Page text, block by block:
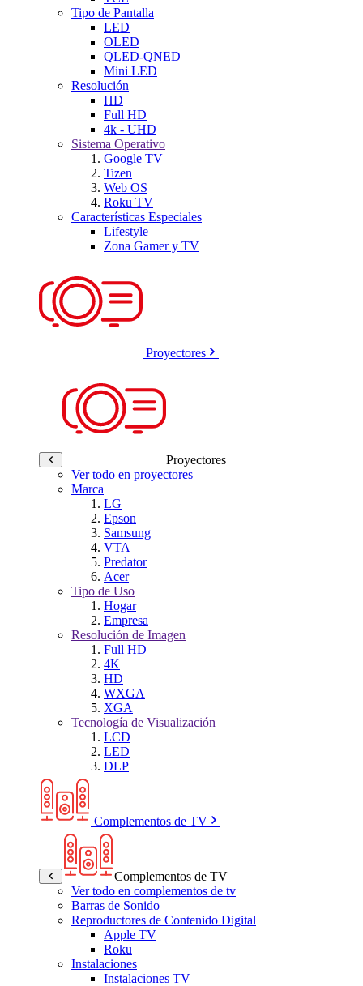
Tipo de Pantalla
LED
OLED
QLED-QNED
Mini LED
Resolución
HD
Full HD
4k - UHD
Sistema Operativo
Google TV
Tizen
Web OS
Roku TV
Características Especiales
Lifestyle
Zona Gamer y TV
Proyectores
Proyectores
Ver todo en proyectores
Marca
LG
Epson
Samsung
VTA
Predator
Acer
Tipo de Uso
Hogar
Empresa
Resolución de Imagen
Full HD
4K
HD
WXGA
XGA
Tecnología de Visualización
LCD
LED
DLP
Complementos de TV
Complementos de TV
Ver todo en complementos de tv
Barras de Sonido
Reproductores de Contenido Digital
Apple TV
Roku
Instalaciones
Instalaciones TV